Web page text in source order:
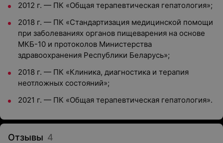
2012 г. — ПК «Общая терапевтическая гепатология»;
2018 г. — ПК «Стандартизация медицинской помощи
при заболеваниях органов пищеварения на основе
МКБ-10 и протоколов Министерства
здравоохранения Республики Беларусь»;
2018 г. — ПК «Клиника, диагностика и терапия
неотложных состояний»;
2021 г. — ПК «Общая терапевтическая гепатология».
Отзывы 4